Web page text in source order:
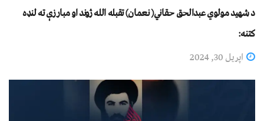
د شهيد مولوي عبدالحق حقاني( نعمان) تقبله الله ژوند او مبارزې ته لنډه
کتنه:
اپریل 30, 2024